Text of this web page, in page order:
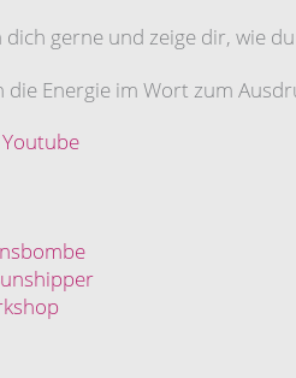
dich gerne und zeige dir, wie
die Energie im Wort zum
Youtube